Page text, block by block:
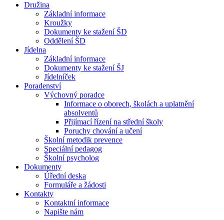
Družina
Základní informace
Kroužky
Dokumenty ke stažení ŠD
Oddělení ŠD
Jídelna
Základní informace
Dokumenty ke stažení ŠJ
Jídelníček
Poradenství
Výchovný poradce
Informace o oborech, školách a uplatnění
absolventů
Přijímací řízení na střední školy
Poruchy chování a učení
Školní metodik prevence
Speciální pedagog
Školní psycholog
Dokumenty
Úřední deska
Formuláře a žádosti
Kontakty
Kontaktní informace
Napište nám